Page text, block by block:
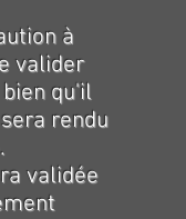
à
valider
qu'il
rendu
validée